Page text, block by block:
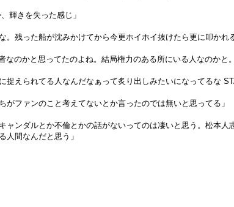
輝きを失った感じ」
残った船が沈みかけてから今更ホイホイ抜けたら更に叩かれ
のかと思ってたのよね。結局権力のある所にいる人なのか
捉えられてる人なんだなぁって炙り出しみたいになってるな
ファンのこと考えてないとか言ったのでは無いと思ってる」
ャンダルとか不倫とかの話がないってのは凄いと思う。松本
人間なんだと思う」